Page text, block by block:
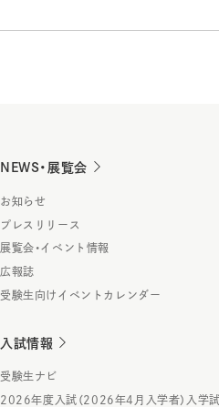
NEWS・展覧会
お知らせ
プレスリリース
展覧会・イベント情報
広報誌
受験生向けイベントカレンダー
入試情報
受験生ナビ
2026年度入試（2026年4月入学者）入学試